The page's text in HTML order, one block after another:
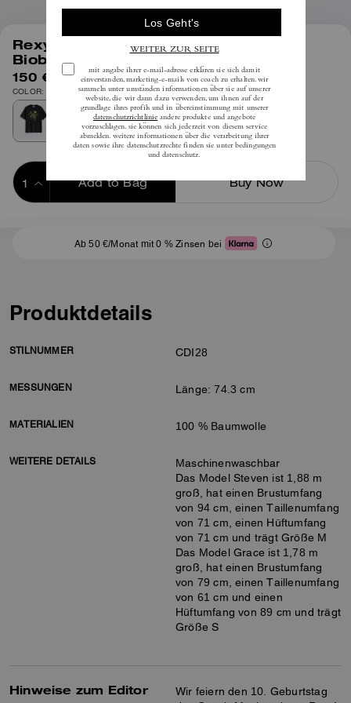
Rexy 10 Th Birthday T-Shirt Aus
Biobaumwolle Im Relaxed-Fit
150 € inkl. MwSt.
COLOR: Schwarz
Add to Bag Buy Now
Ab 50 €/Monat mit 0 % Zinsen bei
Produktdetails
STILNUMMER CDI28
MESSUNGEN Länge: 74.3 cm
MATERIALIEN 100 % Baumwolle
WEITERE DETAILS
Maschinenwaschbar
Das Model Steven ist 1,88 m
groß, hat einen Brustumfang
von 94 cm, einen Taillenumfang
von 71 cm, einen Hüftumfang
von 71 cm und trägt Größe M
Das Model Grace ist 1,78 m
groß, hat einen Brustumfang
von 79 cm, einen Taillenumfang
von 61 cm und einen
Hüftumfang von 89 cm und trägt
Größe S
Hinweise zum Editor
Wir feiern den 10. Geburtstag